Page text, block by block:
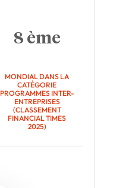
8 ème
MONDIAL DANS LA
CATÉGORIE
PROGRAMMES INTER-
ENTREPRISES
(CLASSEMENT
FINANCIAL TIMES
2025)